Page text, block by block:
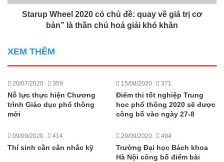
Starup Wheel 2020 có chủ đề: quay về giá trị cơ
bản” là thần chú hoá giải khó khăn
XEM THÊM
20/07/2020 359
Nỗ lực thực hiện Chương
trình Giáo dục phổ thông
mới
15/08/2020 371
Điểm thi tốt nghiệp Trung
học phổ thông 2020 sẽ được
công bố vào ngày 27-8
09/09/2020 414
Thí sinh cần cân nhắc kỹ
29/09/2020 494
Trường Đại học Bách khoa
Hà Nội công bố điểm bài